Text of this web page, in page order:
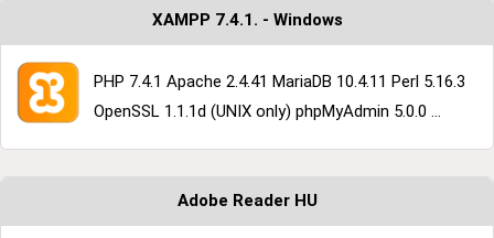
XAMPP 7.4.1. - Windows
PHP 7.4.1 Apache 2.4.41 MariaDB 10.4.11 Perl 5.16.3
OpenSSL 1.1.1d (UNIX only) phpMyAdmin 5.0.0 ...
Adobe Reader HU